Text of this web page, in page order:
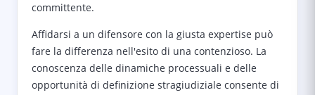
committente.
Affidarsi a un difensore con la giusta expertise può
fare la differenza nell'esito di una contenzioso. La
conoscenza delle dinamiche processuali e delle
opportunità di definizione stragiudiziale consente di